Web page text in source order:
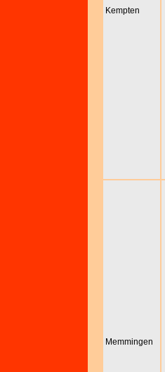
Kempten
Memmingen